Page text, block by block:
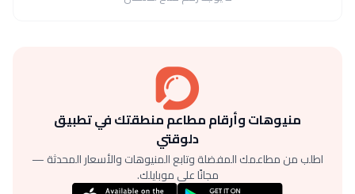
منيوهات وأرقام مطاعم منطقتك في تطبيق
دلوقتي
اطلب من مطاعمك المفضلة وتابع المنيوهات والأسعار المحدثة —
مجانًا على موبايلك.